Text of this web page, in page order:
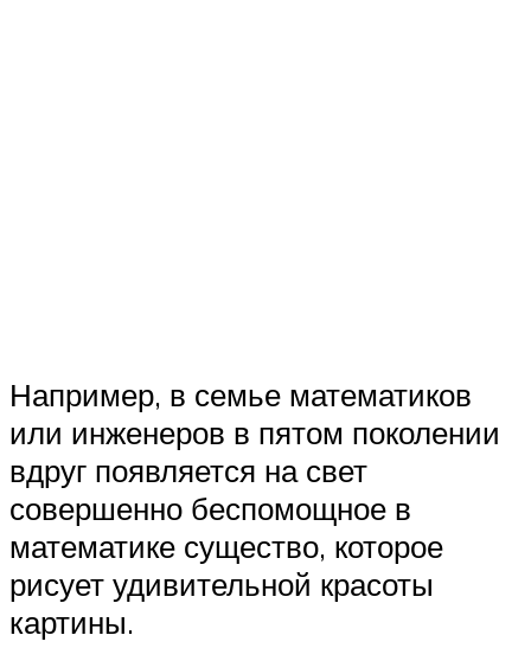
Например, в семье математиков
или инженеров в пятом поколении
вдруг появляется на свет
совершенно беспомощное в
математике существо, которое
рисует удивительной красоты
картины.